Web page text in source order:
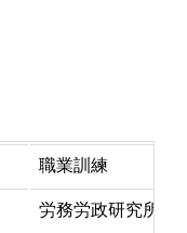
職業訓練
労務労政研究所